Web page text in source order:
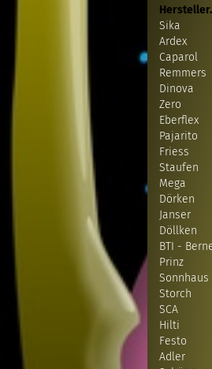
Sika
Ardex
Caparol
Remmers
Dinova
Zero
Eberflex
Pajarito
Friess
Staufen
Mega
Dörken
Janser
Döllken
BTI -
Prinz
Sonnhaus
Storch
SCA
Hilti
Festo
Adler